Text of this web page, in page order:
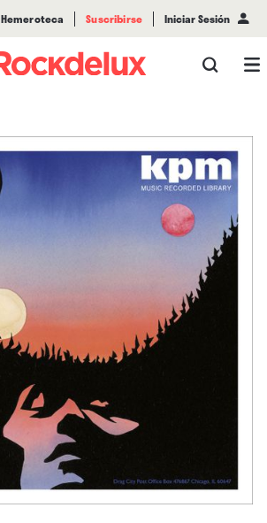
Hemeroteca Suscribirse Iniciar Sesión